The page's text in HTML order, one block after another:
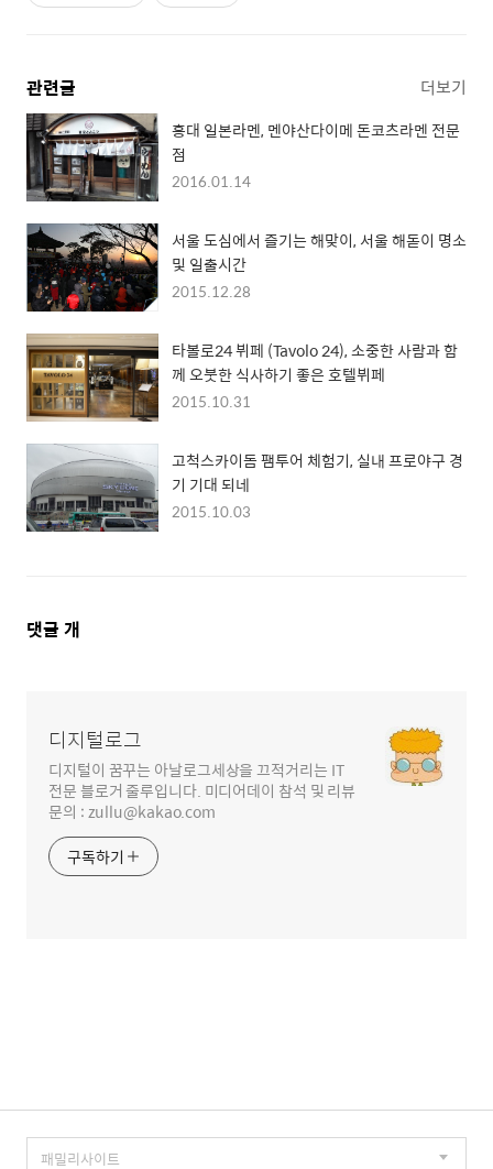
관련글 더보기
홍대 일본라멘, 멘야산다이메 돈코츠라멘 전문
점
2016.01.14
서울 도심에서 즐기는 해맞이, 서울 해돋이 명소
및 일출시간
2015.12.28
타볼로24 뷔페 (Tavolo 24), 소중한 사람과 함
께 오붓한 식사하기 좋은 호텔뷔페
2015.10.31
고척스카이돔 팸투어 체험기, 실내 프로야구 경
기 기대 되네
2015.10.03
댓
댓글 개
디지털로그
디지털이 꿈꾸는 아날로그세상을 끄적거리는 IT
전문 블로거 줄루입니다. 미디어데이 참석 및 리뷰
문의 : zullu@kakao.com
구독하기